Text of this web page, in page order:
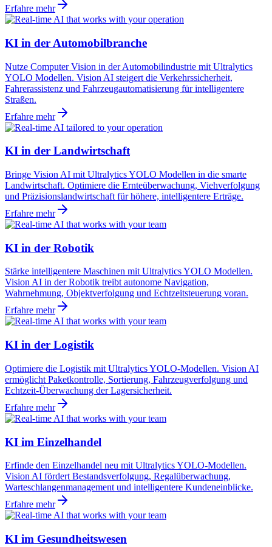
Erfahre mehr
KI in der Automobilbranche
Nutze Computer Vision in der Automobilindustrie mit Ultralytics
YOLO Modellen. Vision AI steigert die Verkehrssicherheit,
Fahrerassistenz und Fahrzeugautomatisierung für intelligentere
Straßen.
Erfahre mehr
KI in der Landwirtschaft
Bringe Vision AI mit Ultralytics YOLO Modellen in die smarte
Landwirtschaft. Optimiere die Ernteüberwachung, Viehverfolgung
und Präzisionslandwirtschaft für höhere, intelligentere Erträge.
Erfahre mehr
KI in der Robotik
Stärke intelligentere Maschinen mit Ultralytics YOLO Modellen.
Vision AI in der Robotik treibt autonome Navigation,
Wahrnehmung, Objektverfolgung und Echtzeitsteuerung voran.
Erfahre mehr
KI in der Logistik
Optimiere die Logistik mit Ultralytics YOLO-Modellen. Vision AI
ermöglicht Paketkontrolle, Sortierung, Fahrzeugverfolgung und
Echtzeit-Überwachung der Lagersicherheit.
Erfahre mehr
KI im Einzelhandel
Erfinde den Einzelhandel neu mit Ultralytics YOLO-Modellen.
Vision AI fördert Bestandsverfolgung, Regalüberwachung,
Warteschlangenmanagement und intelligentere Kundeneinblicke.
Erfahre mehr
KI im Gesundheitswesen